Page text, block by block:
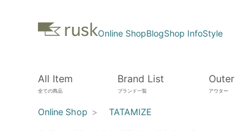
Online ShopBlogShop InfoStyle
All Item
全ての商品
Brand List
ブランド一覧
Outer
アウター
Online Shop TATAMIZE